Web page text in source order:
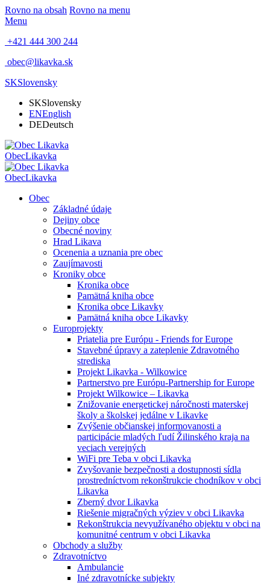
Rovno na obsah Rovno na menu
Menu
+421 444 300 244
obec@likavka.sk
SKSlovensky
SKSlovensky
ENEnglish
DEDeutsch
ObecLikavka
ObecLikavka
Obec
Základné údaje
Dejiny obce
Obecné noviny
Hrad Likava
Ocenenia a uznania pre obec
Zaujímavosti
Kroniky obce
Kronika obce
Pamätná kniha obce
Kronika obce Likavky
Pamätná kniha obce Likavky
Europrojekty
Priatelia pre Európu - Friends for Europe
Stavebné úpravy a zateplenie Zdravotného
strediska
Projekt Likavka - Wilkowice
Partnerstvo pre Európu-Partnership for Europe
Projekt Wilkowice – Likavka
Znižovanie energetickej náročnosti materskej
školy a školskej jedálne v Likavke
Zvýšenie občianskej informovanosti a
participácie mladých ľudí Žilinského kraja na
veciach verejných
WiFi pre Teba v obci Likavka
Zvyšovanie bezpečnosti a dostupnosti sídla
prostredníctvom rekonštrukcie chodníkov v obci
Likavka
Zberný dvor Likavka
Riešenie migračných výziev v obci Likavka
Rekonštrukcia nevyužívaného objektu v obci na
komunitné centrum v obci Likavka
Obchody a služby
Zdravotníctvo
Ambulancie
Iné zdravotnícke subjekty